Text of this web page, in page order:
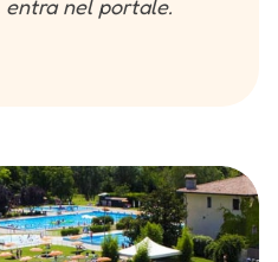
entra nel portale.